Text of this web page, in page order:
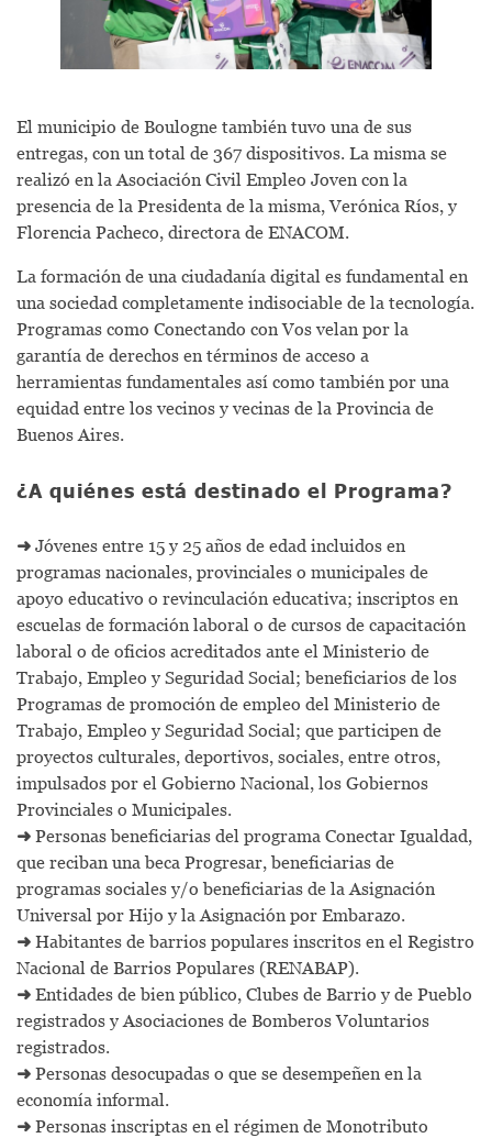
El municipio de Boulogne también tuvo una de sus
entregas, con un total de 367 dispositivos. La misma se
realizó en la Asociación Civil Empleo Joven con la
presencia de la Presidenta de la misma, Verónica Ríos, y
Florencia Pacheco, directora de ENACOM.
La formación de una ciudadanía digital es fundamental en
una sociedad completamente indisociable de la tecnología.
Programas como Conectando con Vos velan por la
garantía de derechos en términos de acceso a
herramientas fundamentales así como también por una
equidad entre los vecinos y vecinas de la Provincia de
Buenos Aires.
¿A quiénes está destinado el Programa?
➜ Jóvenes entre 15 y 25 años de edad incluidos en
programas nacionales, provinciales o municipales de
apoyo educativo o revinculación educativa; inscriptos en
escuelas de formación laboral o de cursos de capacitación
laboral o de oficios acreditados ante el Ministerio de
Trabajo, Empleo y Seguridad Social; beneficiarios de los
Programas de promoción de empleo del Ministerio de
Trabajo, Empleo y Seguridad Social; que participen de
proyectos culturales, deportivos, sociales, entre otros,
impulsados por el Gobierno Nacional, los Gobiernos
Provinciales o Municipales.
➜ Personas beneficiarias del programa Conectar Igualdad,
que reciban una beca Progresar, beneficiarias de
programas sociales y/o beneficiarias de la Asignación
Universal por Hijo y la Asignación por Embarazo.
➜ Habitantes de barrios populares inscritos en el Registro
Nacional de Barrios Populares (RENABAP).
➜ Entidades de bien público, Clubes de Barrio y de Pueblo
registrados y Asociaciones de Bomberos Voluntarios
registrados.
➜ Personas desocupadas o que se desempeñen en la
economía informal.
➜ Personas inscriptas en el régimen de Monotributo